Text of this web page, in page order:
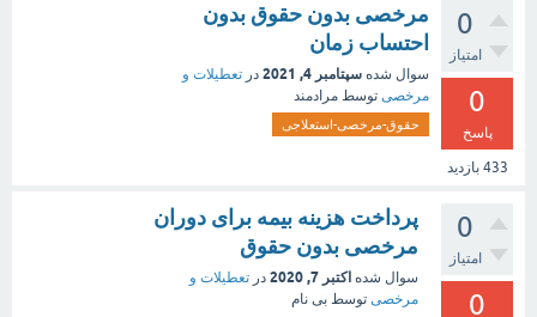
0
امتیاز
0
پاسخ
433 بازدید
مرخصی بدون حقوق بدون
احتساب زمان
سوال شده سپتامبر 4, 2021 در تعطیلات و
مرخصی توسط مرادمند
حقوق-مرخصی-استعلاجی
0
امتیاز
0
پرداخت هزینه بیمه برای دوران
مرخصی بدون حقوق
سوال شده اکتبر 7, 2020 در تعطیلات و
مرخصی توسط بی نام